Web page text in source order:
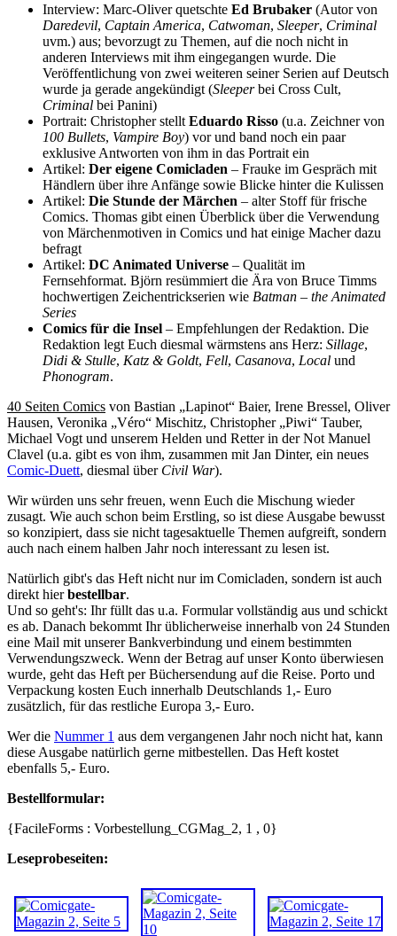
Interview: Marc-Oliver quetschte Ed Brubaker (Autor von
Daredevil, Captain America, Catwoman, Sleeper, Criminal
uvm.) aus; bevorzugt zu Themen, auf die noch nicht in
anderen Interviews mit ihm eingegangen wurde. Die
Veröffentlichung von zwei weiteren seiner Serien auf Deutsch
wurde ja gerade angekündigt (Sleeperbei Cross Cult,
Criminal bei Panini)
Portrait: Christopher stellt Eduardo Risso (u.a. Zeichner von
100 Bullets, Vampire Boy) vor und band noch ein paar
exklusive Antworten von ihm in das Portrait ein
Artikel: Der eigene Comicladen – Frauke im Gespräch mit
Händlern über ihre Anfänge sowie Blicke hinter die Kulissen
Artikel: Die Stunde der Märchen – alter Stoff für frische
Comics. Thomas gibt einen Überblick über die Verwendung
von Märchenmotiven in Comics und hat einige Macher dazu
befragt
Artikel: DC Animated Universe – Qualität im
Fernsehformat. Björn resümmiert die Ära von Bruce Timms
hochwertigen Zeichentrickserien wie Batman – the Animated
Series
Comics für die Insel – Empfehlungen der Redaktion. Die
Redaktion legt Euch diesmal wärmstens ans Herz: Sillage,
Didi & Stulle, Katz & Goldt, Fell, Casanova, Local und
Phonogram.
40 Seiten Comics von Bastian „Lapinot“ Baier, Irene Bressel, Oliver
Hausen, Veronika „Véro“ Mischitz, Christopher „Piwi“ Tauber,
Michael Vogt und unserem Helden und Retter in der Not Manuel
Clavel (u.a. gibt es von ihm, zusammen mit Jan Dinter, ein neues
Comic-Duett, diesmal über Civil War).
Wir würden uns sehr freuen, wenn Euch die Mischung wieder
zusagt. Wie auch schon beim Erstling, so ist diese Ausgabe bewusst
so konzipiert, dass sie nicht tagesaktuelle Themen aufgreift, sondern
auch nach einem halben Jahr noch interessant zu lesen ist.
Natürlich gibt's das Heft nicht nur im Comicladen, sondern ist auch
direkt hierbestellbar.
Und so geht's: Ihr füllt das u.a. Formular vollständig aus und schickt
es ab. Danach bekommt Ihr üblicherweise innerhalb von 24 Stunden
eine Mail mit unserer Bankverbindung und einem bestimmten
Verwendungszweck. Wenn der Betrag auf unser Konto überwiesen
wurde, geht das Heft per Büchersendung auf die Reise. Porto und
Verpackung kosten Euch innerhalb Deutschlands 1,- Euro
zusätzlich, für das restliche Europa 3,- Euro.
Wer die Nummer 1 aus dem vergangenen Jahr noch nicht hat, kann
diese Ausgabe natürlich gerne mitbestellen. Das Heft kostet
ebenfalls 5,- Euro.
Bestellformular:
{FacileForms : Vorbestellung_CGMag_2, 1 , 0}
Leseprobeseiten: